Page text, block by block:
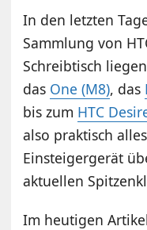
In den letzten
Sammlung von
Schreibtisch
das One (M8), das
bis zum HTC
also praktisch
Einsteigergerät
aktuellen
Im heutigen